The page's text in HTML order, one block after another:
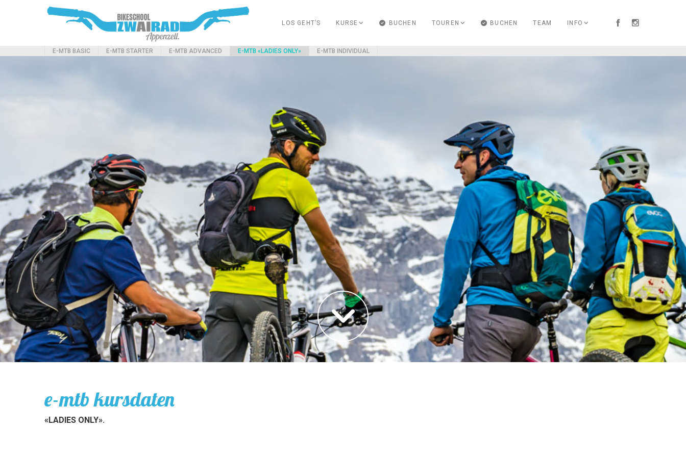
LOS GEHT’S KURSE BUCHEN TOUREN BUCHEN TEAM INFO
E-MTB BASIC E-MTB STARTER E-MTB ADVANCED E-MTB «LADIES ONLY» E-MTB INDIVIDUAL
buchen. biken.
e-mtb kursdaten
«LADIES ONLY».